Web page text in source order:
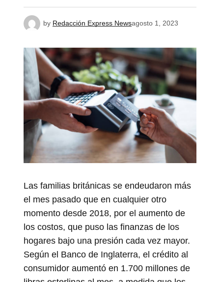
by Redacción Express Newsagosto 1, 2023
Las familias británicas se endeudaron más
el mes pasado que en cualquier otro
momento desde 2018, por el aumento de
los costos, que puso las finanzas de los
hogares bajo una presión cada vez mayor.
Según el Banco de Inglaterra, el crédito al
consumidor aumentó en 1.700 millones de